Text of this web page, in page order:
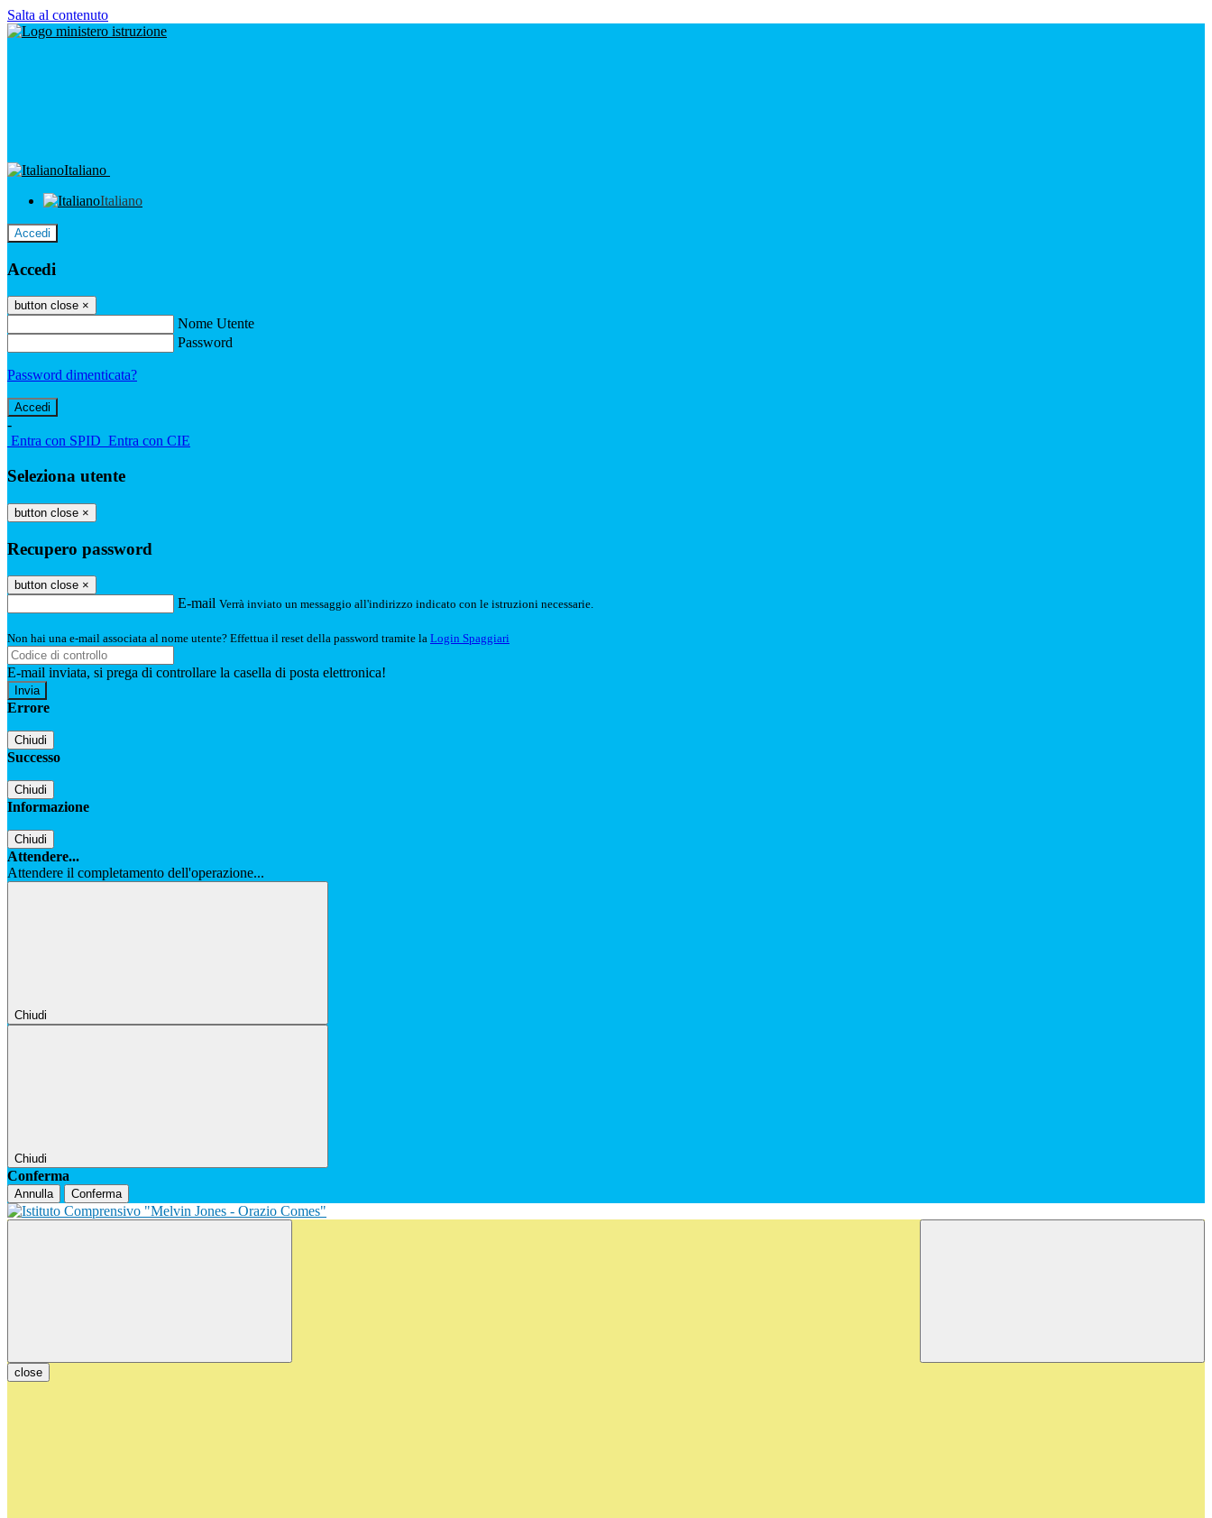
Salta al contenuto
Italiano
Italiano
Accedi
Accedi
button close ×
Nome Utente
Password
Password dimenticata?
-
Entra con SPID Entra con CIE
Seleziona utente
button close ×
Recupero password
button close ×
E-mail Verrà inviato un messaggio all'indirizzo indicato con le istruzioni necessarie.
Non hai una e-mail associata al nome utente? Effettua il reset della password tramite la Login Spaggiari
E-mail inviata, si prega di controllare la casella di posta elettronica!
Errore
Chiudi
Successo
Chiudi
Informazione
Chiudi
Attendere...
Attendere il completamento dell'operazione...
Chiudi
Chiudi
Conferma
Annulla Conferma
close